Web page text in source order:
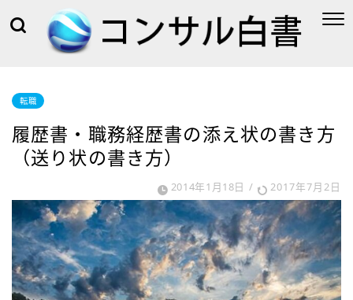
転職
履歴書・職務経歴書の添え状の書き方
（送り状の書き方）
2014年1月18日 / 2017年7月2日